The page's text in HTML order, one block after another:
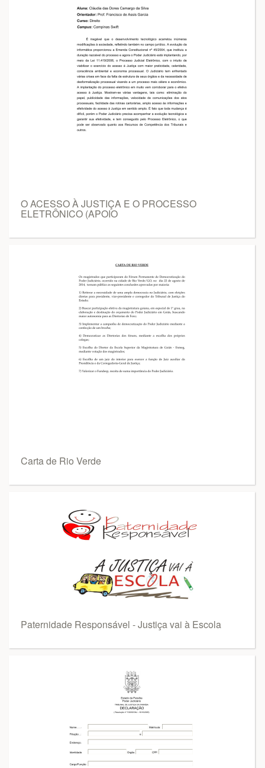
O ACESSO À JUSTIÇA E O PROCESSO
ELETRÔNICO (APOIO
Carta de Rio Verde
Paternidade Responsável - Justiça vai à Escola